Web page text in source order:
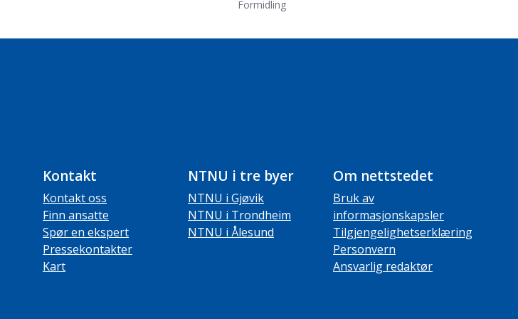
Formidling
Kontakt
Kontakt oss
Finn ansatte
Spør en ekspert
Pressekontakter
Kart
NTNU i tre byer
NTNU i Gjøvik
NTNU i Trondheim
NTNU i Ålesund
Om nettstedet
Bruk av
informasjonskapsler
Tilgjengelighetserklæring
Personvern
Ansvarlig redaktør